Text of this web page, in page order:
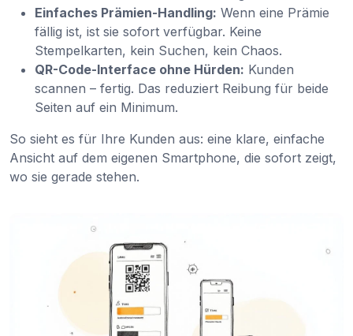
Einfaches Prämien-Handling: Wenn eine Prämie
fällig ist, ist sie sofort verfügbar. Keine
Stempelkarten, kein Suchen, kein Chaos.
QR-Code-Interface ohne Hürden: Kunden
scannen – fertig. Das reduziert Reibung für beide
Seiten auf ein Minimum.
So sieht es für Ihre Kunden aus: eine klare, einfache
Ansicht auf dem eigenen Smartphone, die sofort zeigt,
wo sie gerade stehen.